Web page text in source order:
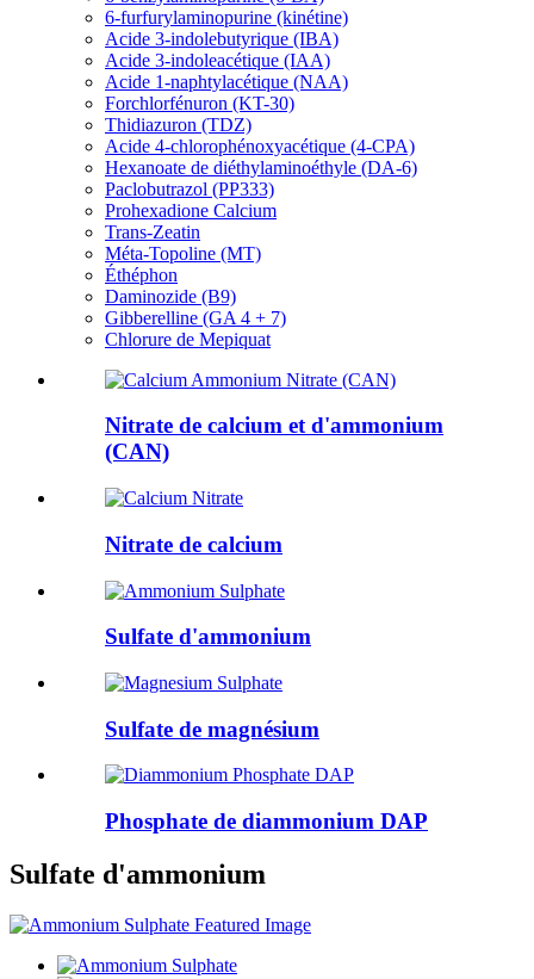
6-furfurylaminopurine (kinétine)
Acide 3-indolebutyrique (IBA)
Acide 3-indoleacétique (IAA)
Acide 1-naphtylacétique (NAA)
Forchlorfénuron (KT-30)
Thidiazuron (TDZ)
Acide 4-chlorophénoxyacétique (4-CPA)
Hexanoate de diéthylaminoéthyle (DA-6)
Paclobutrazol (PP333)
Prohexadione Calcium
Trans-Zeatin
Méta-Topoline (MT)
Éthéphon
Daminozide (B9)
Gibberelline (GA 4 + 7)
Chlorure de Mepiquat
Nitrate de calcium et d'ammonium
(CAN)
Nitrate de calcium
Sulfate d'ammonium
Sulfate de magnésium
Phosphate de diammonium DAP
Sulfate d'ammonium